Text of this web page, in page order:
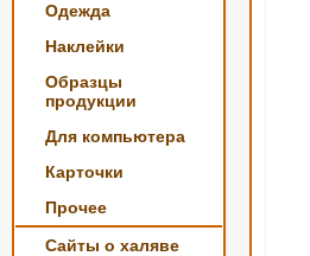
Одежда
Наклейки
Образцы
продукции
Для компьютера
Карточки
Прочее
Сайты о халяве